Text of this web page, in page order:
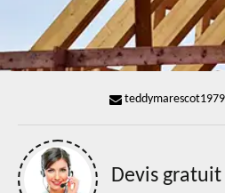
Devis gratuit